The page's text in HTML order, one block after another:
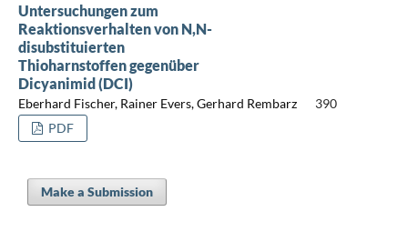
Untersuchungen zum
Reaktionsverhalten von N,N-
disubstituierten
Thioharnstoffen gegenüber
Dicyanimid (DCI)
Eberhard Fischer, Rainer Evers, Gerhard Rembarz
390
PDF
Make a Submission